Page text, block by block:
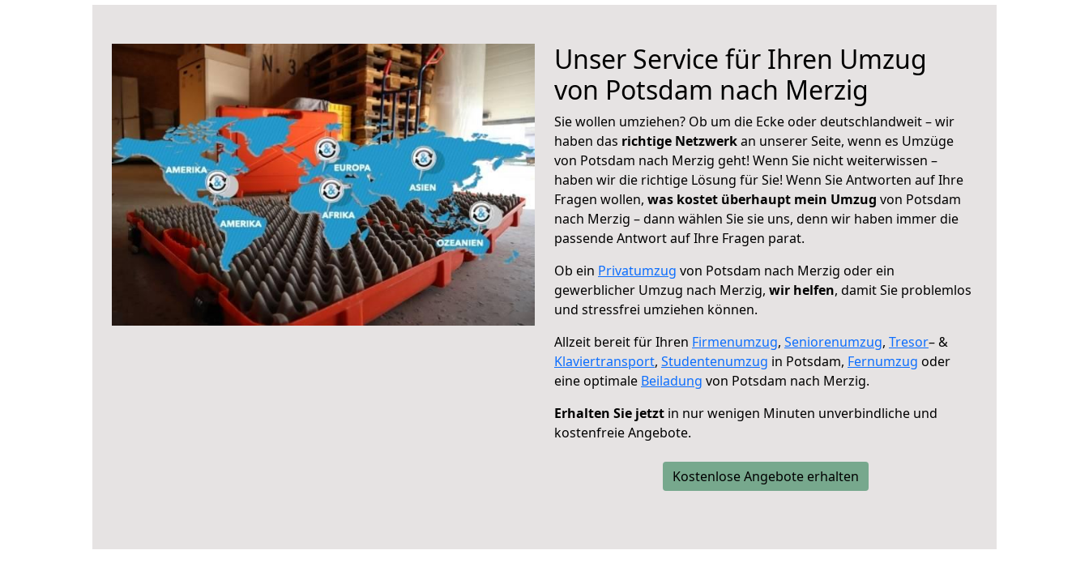
Unser Service für Ihren Umzug
von Potsdam nach Merzig
Sie wollen umziehen? Ob um die Ecke oder deutschlandweit – wir
haben das richtige Netzwerkan unserer Seite, wenn es Umzüge
von Potsdam nach Merzig geht! Wenn Sie nicht weiterwissen –
haben wir die richtige Lösung für Sie! Wenn Sie Antworten auf Ihre
Fragen wollen, was kostet überhaupt mein Umzug von Potsdam
nach Merzig – dann wählen Sie sie uns, denn wir haben immer die
passende Antwort auf Ihre Fragen parat.
Ob ein Privatumzug von Potsdam nach Merzig oder ein
gewerblicher Umzug nach Merzig, wir helfen, damit Sie problemlos
und stressfrei umziehen können.
Allzeit bereit für Ihren Firmenumzug, Seniorenumzug, Tresor– &
Klaviertransport, Studentenumzug in Potsdam, Fernumzug oder
eine optimale Beiladung von Potsdam nach Merzig.
Erhalten Sie jetzt in nur wenigen Minuten unverbindliche und
kostenfreie Angebote.
Kostenlose Angebote erhalten